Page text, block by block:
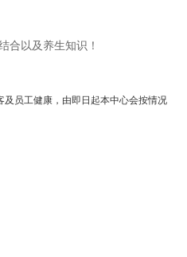
合以及养生知识！
员工健康，由即日起本中心会按情况